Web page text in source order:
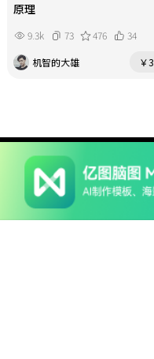
原理
9.3k 73 476
34
机智的大雄
￥3